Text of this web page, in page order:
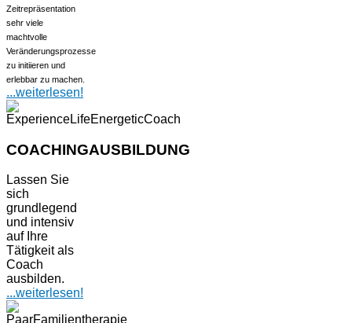
Zeitrepräsentation
sehr viele
machtvolle
Veränderungsprozesse
zu initiieren und
erlebbar zu machen.
...weiterlesen!
COACHINGAUSBILDUNG
Lassen Sie
sich
grundlegend
und intensiv
auf Ihre
Tätigkeit als
Coach
ausbilden.
...weiterlesen!